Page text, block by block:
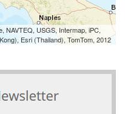
USGS, Intermap, iPC,
Esri (Thailand), TomTom, 2012